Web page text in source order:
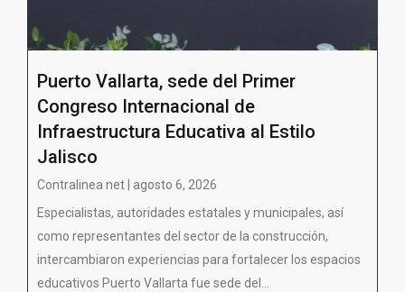
Puerto Vallarta, sede del Primer
Congreso Internacional de
Infraestructura Educativa al Estilo
Jalisco
Contralinea net | agosto 6, 2026
Especialistas, autoridades estatales y municipales, así
como representantes del sector de la construcción,
intercambiaron experiencias para fortalecer los espacios
educativos Puerto Vallarta fue sede del...